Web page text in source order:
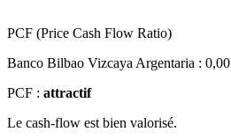
PCF (Price Cash Flow Ratio)
Banco Bilbao Vizcaya Argentaria : 0,00
PCF : attractif
Le cash-flow est bien valorisé.